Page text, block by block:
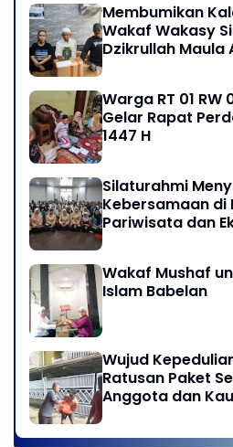
Membumikan
Wakaf Wakasy
Dzikrullah
Warga RT 01
Gelar Rapat
1447 H
Silaturahmi
Kebersamaan di
Pariwisata dan
Wakaf Mushaf
Islam Babelan
Wujud
Ratusan Paket
Anggota dan